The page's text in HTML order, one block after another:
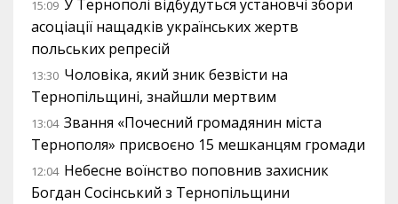
15:09 У Тернополі відбудуться установчі збори
асоціації нащадків українських жертв
польських репресій
13:30 Чоловіка, який зник безвісти на
Тернопільщині, знайшли мертвим
13:04 Звання «Почесний громадянин міста
Тернополя» присвоєно 15 мешканцям громади
12:04 Небесне воїнство поповнив захисник
Богдан Сосінський з Тернопільщини